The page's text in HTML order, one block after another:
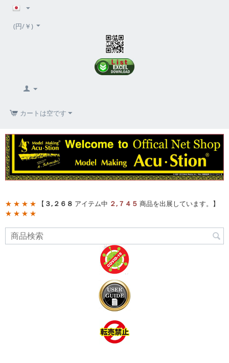
(円/￥)
カートは空です
★ ★ ★ ★ 【 ３,２６８ アイテム中 ２,７４５ 商品を出展しています。】
★ ★ ★ ★